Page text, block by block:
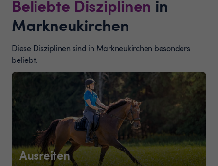
Beliebte Disziplinen in
Markneukirchen
Diese Disziplinen sind in Markneukirchen besonders
beliebt.
Ausreiten